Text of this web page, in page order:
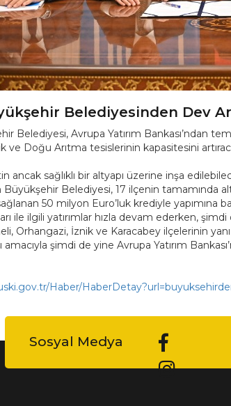
Belediyesinden Dev
Belediyesi, Avrupa Yatırım Bankası’ndan
ve Doğu Arıtma tesislerinin kapasitesini
ancak sağlıklı bir altyapı üzerine inşa
Belediyesi, 17 ilçenin tamamında
50 milyon Euro’luk krediyle
ile ilgili yatırımlar hızla devam ederken, şimdi
Orhangazi, İznik ve Karacabey ilçelerinin
amacıyla şimdi de yine Avrupa Yatırım
Haber/
Sosyal Medya